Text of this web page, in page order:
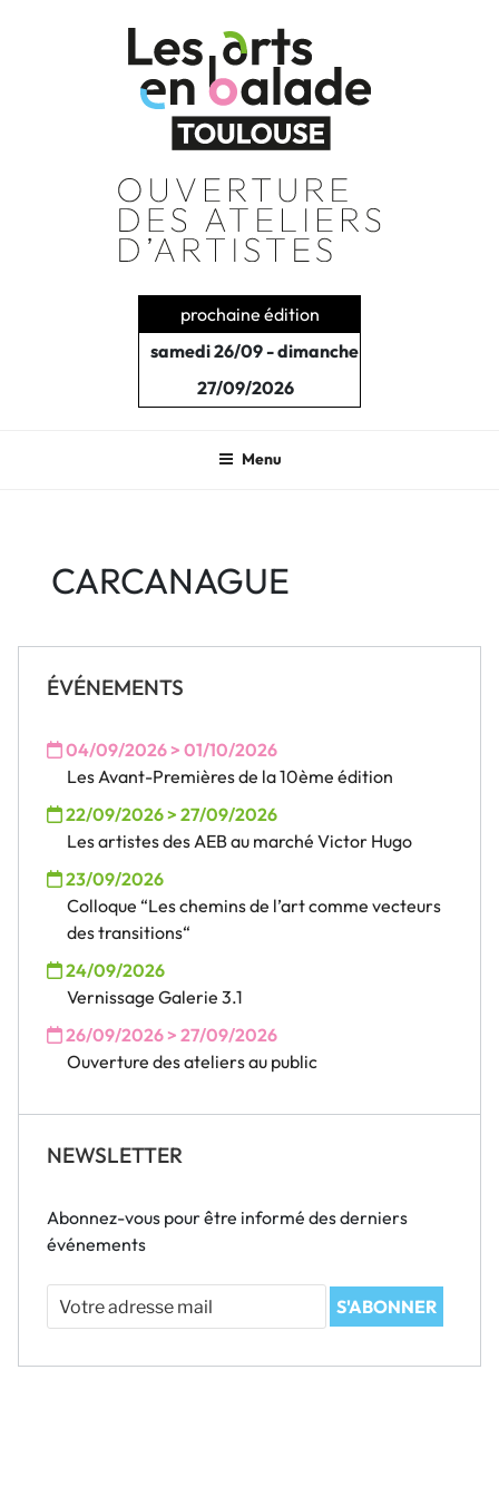
prochaine édition
samedi 26/09 - dimanche
27/09/2026
Menu
CARCANAGUE
ÉVÉNEMENTS
04/09/2026 > 01/10/2026
Les Avant-Premières de la 10ème édition
22/09/2026 > 27/09/2026
Les artistes des AEB au marché Victor Hugo
23/09/2026
Colloque “Les chemins de l’art comme vecteurs
des transitions“
24/09/2026
Vernissage Galerie 3.1
26/09/2026 > 27/09/2026
Ouverture des ateliers au public
NEWSLETTER
Abonnez-vous pour être informé des derniers
événements
Votre
adresse
S'ABONNER